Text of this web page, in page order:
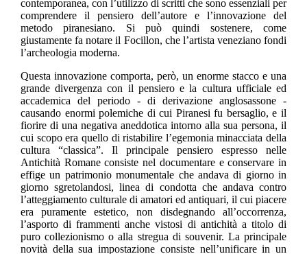
contemporanea, con l’utilizzo di scritti che sono essenziali per
comprendere il pensiero dell’autore e l’innovazione del
metodo piranesiano. Si può quindi sostenere, come
giustamente fa notare il Focillon, che l’artista veneziano fondi
l’archeologia moderna.
Questa innovazione comporta, però, un enorme stacco e una
grande divergenza con il pensiero e la cultura ufficiale ed
accademica del periodo - di derivazione anglosassone -
causando enormi polemiche di cui Piranesi fu bersaglio, e il
fiorire di una negativa aneddotica intorno alla sua persona, il
cui scopo era quello di ristabilire l’egemonia minacciata della
cultura “classica”. Il principale pensiero espresso nelle
Antichità Romane consiste nel documentare e conservare in
effige un patrimonio monumentale che andava di giorno in
giorno sgretolandosi, linea di condotta che andava contro
l’atteggiamento culturale di amatori ed antiquari, il cui piacere
era puramente estetico, non disdegnando all’occorrenza,
l’asporto di frammenti anche vistosi di antichità a titolo di
puro collezionismo o alla stregua di souvenir. La principale
novità della sua impostazione consiste nell’unificare in un